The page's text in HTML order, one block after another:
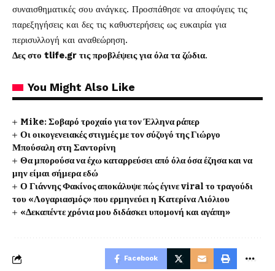
συναισθηματικές σου ανάγκες. Προσπάθησε να αποφύγεις τις
παρεξηγήσεις και δες τις καθυστερήσεις ως ευκαιρία για
περισυλλογή και αναθεώρηση.
Δες στο tlife.gr τις προβλέψεις για όλα ταζώδια.
You Might Also Like
Mike: Σοβαρό τροχαίο για τον Έλληνα ράπερ
Οι οικογενειακές στιγμές με τον σύζυγό της Γιώργο
Μπούσαλη στη Σαντορίνη
Θα μπορούσα να έχω καταρρεύσει από όλα όσα έζησα και να
μην είμαι σήμερα εδώ
Ο Γιάννης Φακίνος αποκάλυψε πώς έγινε viral το τραγούδι
του «Λογαριασμός» που ερμηνεύει η Κατερίνα Λιόλιου
«Δεκαπέντε χρόνια μου διδάσκει υπομονή και αγάπη»
Facebook